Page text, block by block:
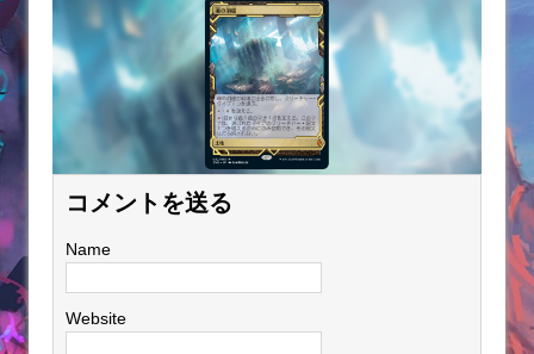
コメントを送る
Name
Website